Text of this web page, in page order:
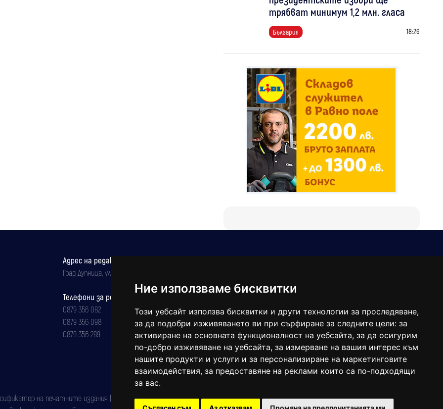
Ние използваме бисквитки
Този уебсайт използва бисквитки и други технологии за проследяване,
за да подобри изживяването ви при сърфиране за следните цели: за
активиране на основната функционалност на уебсайта, за да осигурим
по-добро изживяване на уебсайта, за измерване на вашия интерес към
нашите продукти и услуги и за персонализиране на маркетинговите
взаимодействия, за предоставяне на реклами които са по-подходящи
за вас.
трябват минимум 1,2 млн. гласа
България 18:26
Адрес на редакцията
Град Дупница, ул.''Христо Ботев" 43
Телефони за реклама и абонаменти
0879 356 082
0879 356 098
0879 356 289
balgarkanews@gmail.com
на печатните издания (Българска национална агенция за ISSN) под номер: ISSN 1312-4722.